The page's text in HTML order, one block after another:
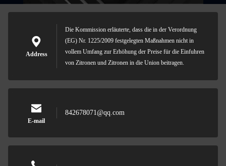
Address
Die Kommission erläuterte, dass die in der Verordnung
(EG) Nr. 1225/2009 festgelegten Maßnahmen nicht in
vollem Umfang zur Erhöhung der Preise für die Einfuhren
von Zitronen und Zitronen in die Union beitragen.
E-mail
842678071@qq.com